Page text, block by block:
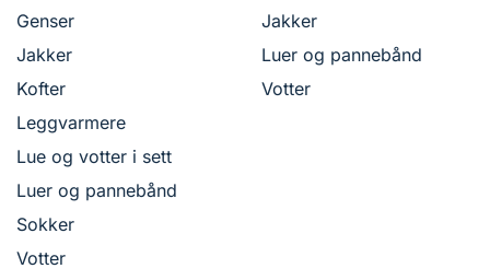
Genser
Jakker
Kofter
Leggvarmere
Lue og votter i sett
Luer og pannebånd
Sokker
Votter
Jakker
Luer og pannebånd
Votter